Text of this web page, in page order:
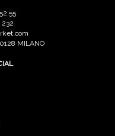
55
232
MILANO